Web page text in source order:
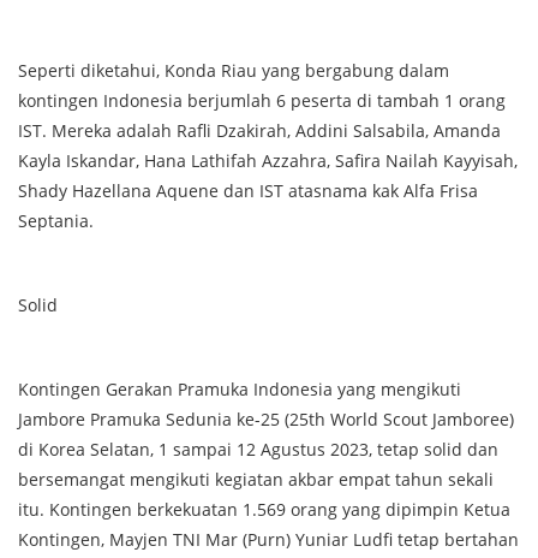
Seperti diketahui, Konda Riau yang bergabung dalam
kontingen Indonesia berjumlah 6 peserta di tambah 1 orang
IST. Mereka adalah Rafli Dzakirah, Addini Salsabila, Amanda
Kayla Iskandar, Hana Lathifah Azzahra, Safira Nailah Kayyisah,
Shady Hazellana Aquene dan IST atasnama kak Alfa Frisa
Septania.
Solid
Kontingen Gerakan Pramuka Indonesia yang mengikuti
Jambore Pramuka Sedunia ke-25 (25th World Scout Jamboree)
di Korea Selatan, 1 sampai 12 Agustus 2023, tetap solid dan
bersemangat mengikuti kegiatan akbar empat tahun sekali
itu. Kontingen berkekuatan 1.569 orang yang dipimpin Ketua
Kontingen, Mayjen TNI Mar (Purn) Yuniar Ludfi tetap bertahan